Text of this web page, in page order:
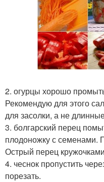
2. огурцы хорошо
Рекомендую для этого
для засолки, а не
3. болгарский перец
плодоножку с семенами.
Острый перец
4. чеснок пропустить
порезать.